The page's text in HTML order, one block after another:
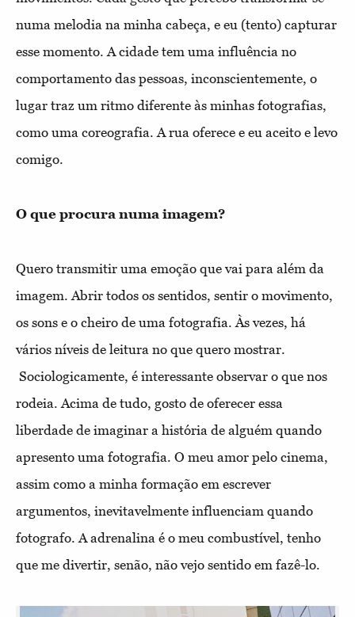
numa melodia na minha cabeça, e eu (tento) capturar
esse momento. A cidade tem uma influência no
comportamento das pessoas, inconscientemente, o
lugar traz um ritmo diferente às minhas fotografias,
como uma coreografia. A rua oferece e eu aceito e levo
comigo.
O que procura numa imagem?
Quero transmitir uma emoção que vai para além da
imagem. Abrir todos os sentidos, sentir o movimento,
os sons e o cheiro de uma fotografia. Às vezes, há
vários níveis de leitura no que quero mostrar.
Sociologicamente, é interessante observar o que nos
rodeia. Acima de tudo, gosto de oferecer essa
liberdade de imaginar a história de alguém quando
apresento uma fotografia. O meu amor pelo cinema,
assim como a minha formação em escrever
argumentos, inevitavelmente influenciam quando
fotografo. A adrenalina é o meu combustível, tenho
que me divertir, senão, não vejo sentido em fazê-lo.